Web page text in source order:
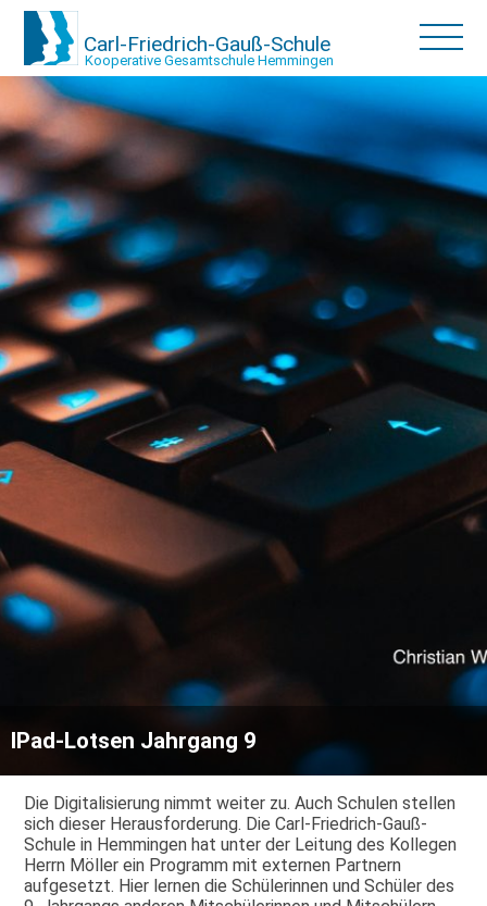
Carl-Friedrich-Gauß-Schule
Kooperative Gesamtschule Hemmingen
IPad-Lotsen Jahrgang 9
Die Digitalisierung nimmt weiter zu. Auch Schulen stellen
sich dieser Herausforderung. Die Carl-Friedrich-Gauß-
Schule in Hemmingen hat unter der Leitung des Kollegen
Herrn Möller ein Programm mit externen Partnern
aufgesetzt. Hier lernen die Schülerinnen und Schüler des